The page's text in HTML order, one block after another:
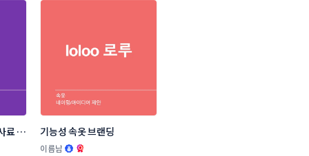
료 브
기능성 속옷 브랜딩
이름남